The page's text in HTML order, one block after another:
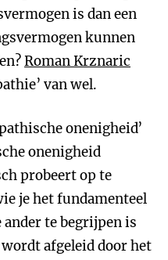
is dan een
kunnen
Roman Krznaric
van wel.
onenigheid’
onenigheid
probeert op te
je het fundamenteel
ander te begrijpen is
afgeleid door het